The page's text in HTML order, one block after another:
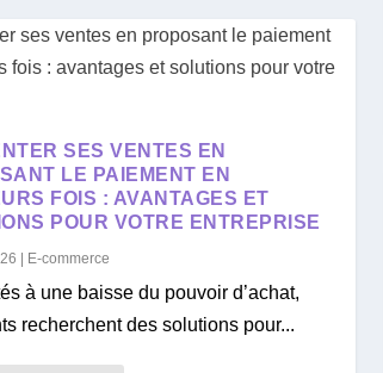
SES VENTES EN
LE PAIEMENT EN
FOIS : AVANTAGES ET
POUR VOTRE ENTREPRISE
E-commerce
à une baisse du pouvoir d’achat,
recherchent des solutions pour...